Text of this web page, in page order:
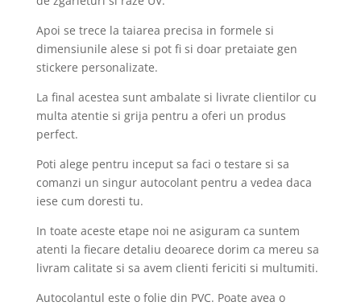
Apoi se trece la taiarea precisa in formele si
dimensiunile alese si pot fi si doar pretaiate gen
stickere personalizate.
La final acestea sunt ambalate si livrate clientilor cu
multa atentie si grija pentru a oferi un produs
perfect.
Poti alege pentru inceput sa faci o testare si sa
comanzi un singur autocolant pentru a vedea daca
iese cum doresti tu.
In toate aceste etape noi ne asiguram ca suntem
atenti la fiecare detaliu deoarece dorim ca mereu sa
livram calitate si sa avem clienti fericiti si multumiti.
Autocolantul este o folie din PVC. Poate avea o